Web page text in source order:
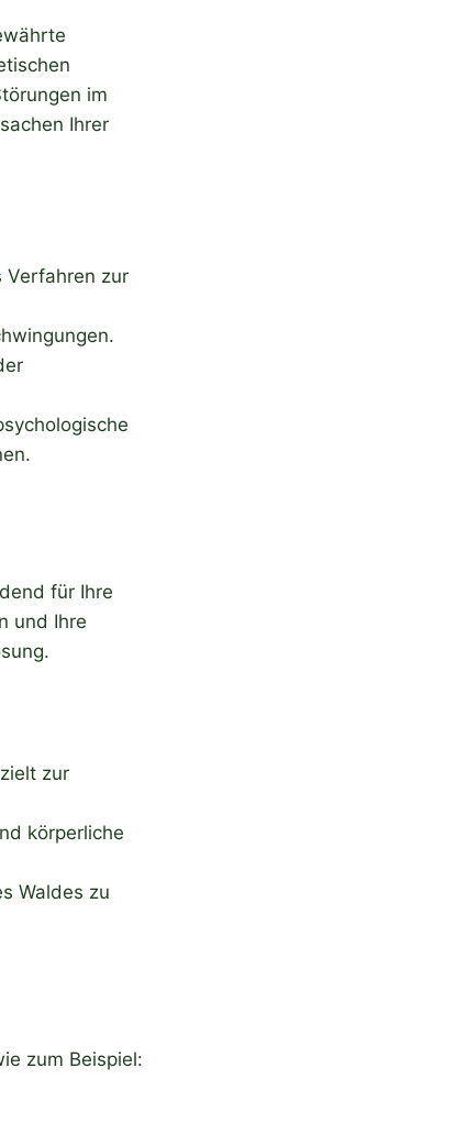
im
Ihrer
Verfahren zur
für Ihre
und Ihre
zur
körperliche
Waldes zu
zum Beispiel: